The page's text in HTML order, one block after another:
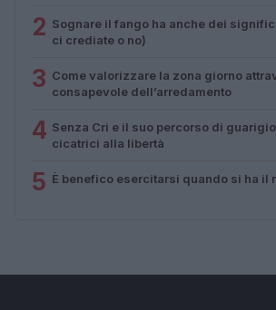
2 Sognare il fango ha anche dei
ci crediate o no)
3 Come valorizzare la zona giorno
consapevole dell’arredamento
4 Senza Cri e il suo percorso di
cicatrici alla libertà
5 È benefico esercitarsi quando si ha il